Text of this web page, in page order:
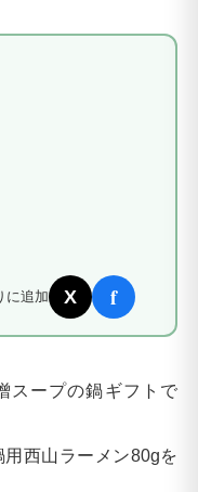
に追加 X f
スープの鍋ギフトで
西山ラーメン80gを